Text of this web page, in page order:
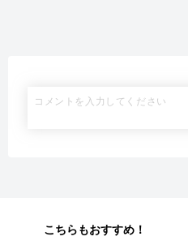
こちらもおすすめ！